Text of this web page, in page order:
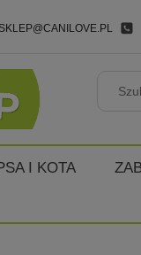
SKLEP@CANILOVE.PL
I KOTA